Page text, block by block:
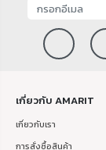
เกี่ยวกับ AMARIT
เกี่ยวกับเรา
การสั่งซื้อสินค้า